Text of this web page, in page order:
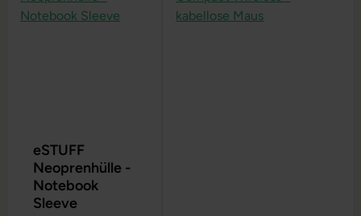
eSTUFF
Neoprenhülle -
Notebook
Sleeve